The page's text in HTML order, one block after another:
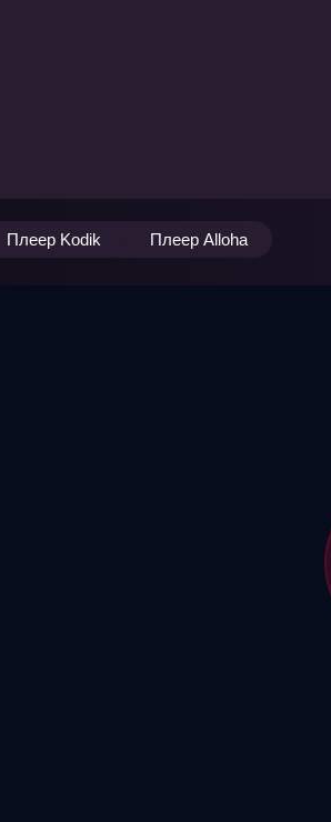
Плеер Kodik Плеер Alloha